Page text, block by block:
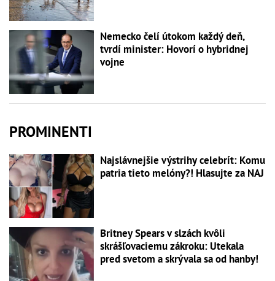
Nemecko čelí útokom každý deň,
tvrdí minister: Hovorí o hybridnej
vojne
PROMINENTI
Najslávnejšie výstrihy celebrít: Komu
patria tieto melóny?! Hlasujte za NAJ
Britney Spears v slzách kvôli
skrášľovaciemu zákroku: Utekala
pred svetom a skrývala sa od hanby!